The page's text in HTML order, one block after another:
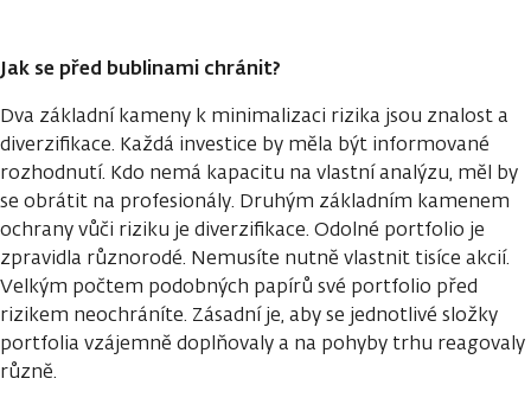
Jak se před bublinami chránit?
Dva základní kameny k minimalizaci rizika jsou znalost a
diverzifikace. Každá investice by měla být informované
rozhodnutí. Kdo nemá kapacitu na vlastní analýzu, měl by
se obrátit na profesionály. Druhým základním kamenem
ochrany vůči riziku je diverzifikace. Odolné portfolio je
zpravidla různorodé. Nemusíte nutně vlastnit tisíce akcií.
Velkým počtem podobných papírů své portfolio před
rizikem neochráníte. Zásadní je, aby se jednotlivé složky
portfolia vzájemně doplňovaly a na pohyby trhu reagovaly
různě.